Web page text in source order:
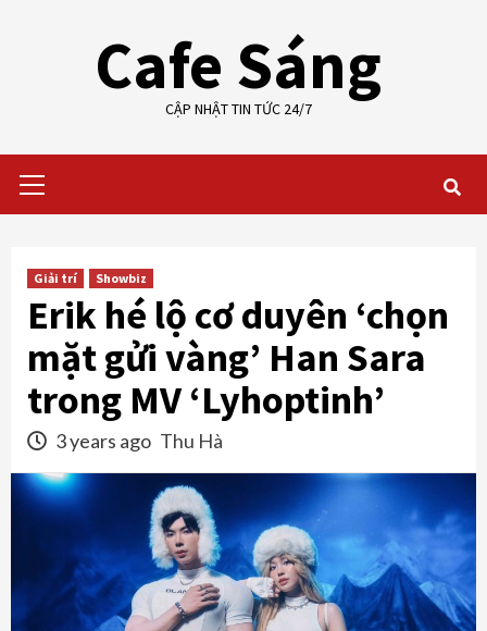
Cafe Sáng
CẬP NHẬT TIN TỨC 24/7
Menu
Giải trí Showbiz
Erik hé lộ cơ duyên ‘chọn
mặt gửi vàng’ Han Sara
trong MV ‘Lyhoptinh’
3 years ago Thu Hà